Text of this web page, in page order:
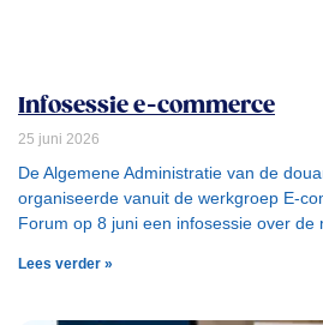
Infosessie e-commerce
25 juni 2026
De Algemene Administratie van de
organiseerde vanuit de werkgroep E-
Forum op 8 juni een infosessie over de
Lees verder »